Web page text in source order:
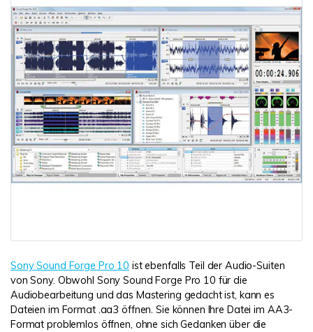
Sony Sound Forge Pro 10 ist ebenfalls Teil der Audio-Suiten
von Sony. Obwohl Sony Sound Forge Pro 10 für die
Audiobearbeitung und das Mastering gedacht ist, kann es
Dateien im Format .aa3 öffnen. Sie können Ihre Datei im AA3-
Format problemlos öffnen, ohne sich Gedanken über die